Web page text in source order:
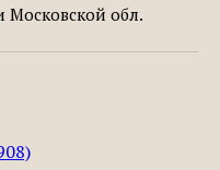
Московской обл.